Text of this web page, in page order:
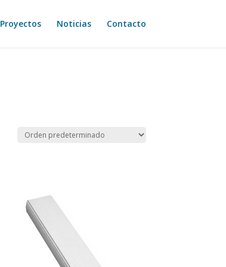
Proyectos Noticias Contacto